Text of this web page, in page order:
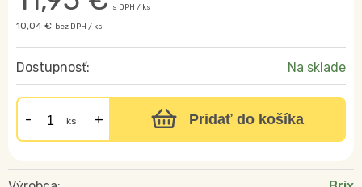
s DPH / ks
10,04 € bez DPH / ks
Dostupnosť: Na sklade
ks Pridať do košíka